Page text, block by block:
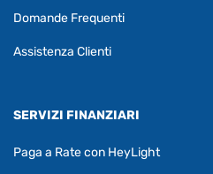
Domande Frequenti
Assistenza Clienti
SERVIZI FINANZIARI
Paga a Rate con HeyLight